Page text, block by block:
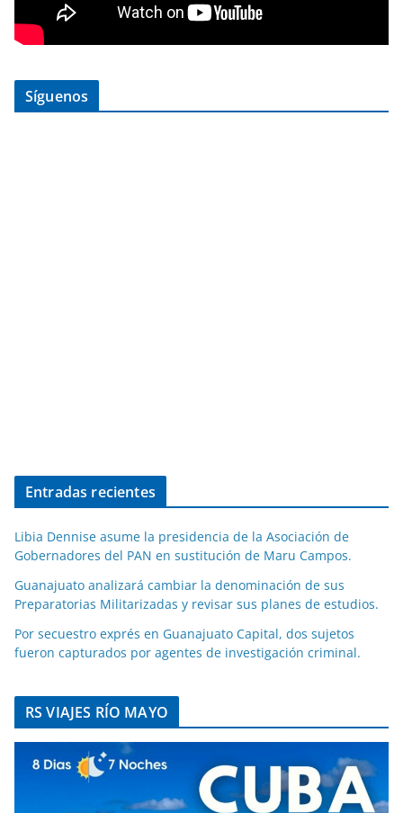
Síguenos
Entradas recientes
Libia Dennise asume la presidencia de la Asociación de
Gobernadores del PAN en sustitución de Maru Campos.
Guanajuato analizará cambiar la denominación de sus
Preparatorias Militarizadas y revisar sus planes de estudios.
Por secuestro exprés en Guanajuato Capital, dos sujetos
fueron capturados por agentes de investigación criminal.
RS VIAJES RÍO MAYO